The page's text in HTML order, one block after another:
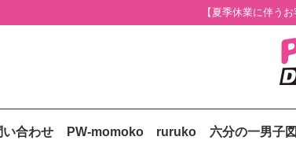
【夏季休業に伴う
い合わせ PW-momoko ruruko 六分の一男子